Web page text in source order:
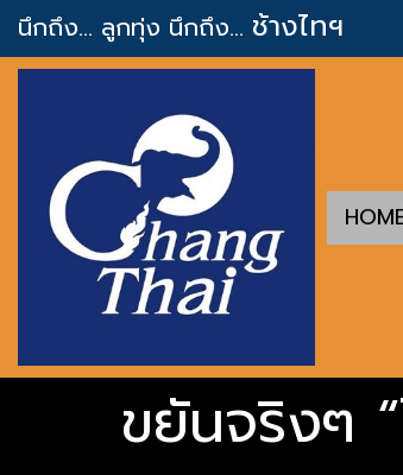
นึกถึง... ลูกทุ่ง นึกถึง... ช้างไทฯ
ขยันจริงๆ